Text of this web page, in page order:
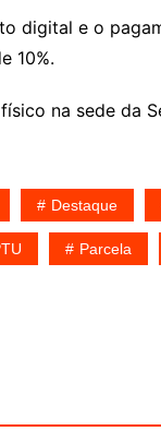
digital e o
10%.
na sede da
Destaque
Parcela